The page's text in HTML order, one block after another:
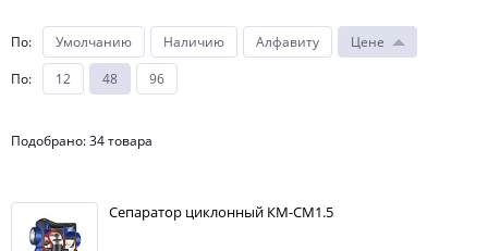
По: Умолчанию Наличию Алфавиту
Цене
По: 12 48 96
Подобрано: 34 товара
Сепаратор циклонный КМ-СМ1.5